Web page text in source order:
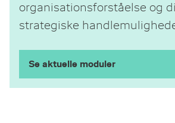
organisationsforståelse og
strategiske
Se aktuelle moduler